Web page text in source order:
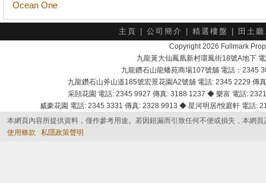
Ocean One
主頁 公司簡介 精選樓盤 田土
Copyright 2026 Fullmark
九龍黃大仙鳳凰新村環鳳街18號A地下
九龍鑽石山龍蟠苑商場107號舖 電話：2345
九龍鑽石山斧山道185號宏景花園A2號舖 電話: 2345 2229
采頣花園 電話: 2345 9927 傳真: 3188 1237 ◆ 樂富 電話:
威豪花園 電話: 2345 3331 傳真: 2328 9913 ◆ 星河明居/悅庭軒 電話
本網頁內容所提供資料，僅作參考用途。若因錯漏而引致任何不便或損失，本網
使用條款
私隱政策聲明